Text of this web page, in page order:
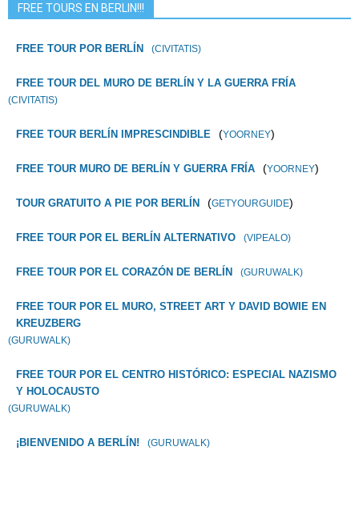
FREE TOURS EN BERLIN!!!
FREE TOUR POR BERLÍN (CIVITATIS)
FREE TOUR DEL MURO DE BERLÍN Y LA GUERRA FRÍA
(CIVITATIS)
FREE TOUR BERLÍN IMPRESCINDIBLE (YOORNEY)
FREE TOUR MURO DE BERLÍN Y GUERRA FRÍA (YOORNEY)
TOUR GRATUITO A PIE POR BERLÍN (GETYOURGUIDE)
FREE TOUR POR EL BERLÍN ALTERNATIVO (VIPEALO)
FREE TOUR POR EL CORAZÓN DE BERLÍN (GURUWALK)
FREE TOUR POR EL MURO, STREET ART Y DAVID BOWIE EN
KREUZBERG
(GURUWALK)
FREE TOUR POR EL CENTRO HISTÓRICO: ESPECIAL NAZISMO
Y HOLOCAUSTO
(GURUWALK)
¡BIENVENIDO A BERLÍN! (GURUWALK)